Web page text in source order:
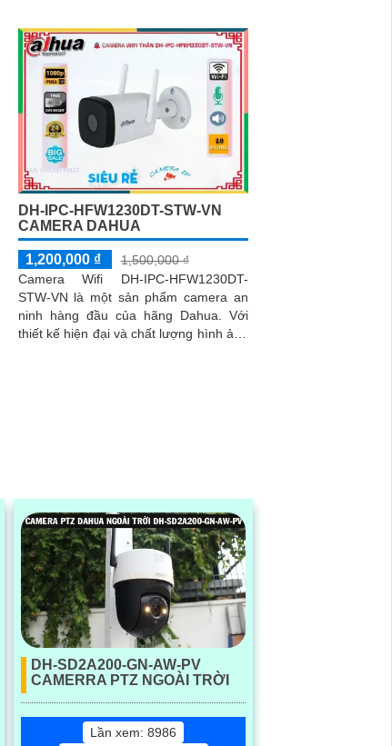
năng giám sát và ghi lại hình ảnh chất
lượng, rõ nét cả ngày và đêm
DH-IPC-HFW1230DT-STW-VN
CAMERA DAHUA
1,200,000 ₫
1,500,000 ₫
Camera Wifi DH-IPC-HFW1230DT-
STW-VN là một sản phẩm camera an
ninh hàng đầu của hãng Dahua. Với
thiết kế hiện đại và chất lượng hình ảnh
DH-SD2A200-GN-AW-PV
CAMERRA PTZ NGOÀI TRỜI
Lần xem: 8986